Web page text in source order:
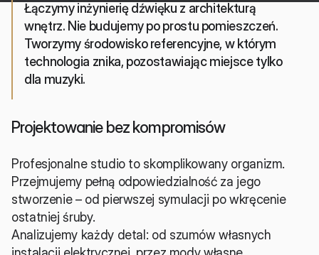
Łączymy inżynierię dźwięku z architekturą
wnętrz. Nie budujemy po prostu pomieszczeń.
Tworzymy środowisko referencyjne, w którym
technologia znika, pozostawiając miejsce tylko
dla muzyki.
Projektowanie bez kompromisów
Profesjonalne studio to skomplikowany organizm.
Przejmujemy pełną odpowiedzialność za jego
stworzenie – od pierwszej symulacji po wkręcenie
ostatniej śruby.
Analizujemy każdy detal: od szumów własnych